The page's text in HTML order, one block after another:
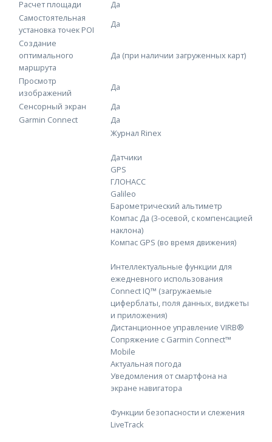
Расчет площади
Да
Самостоятельная
установка точек POI
Да
Создание
оптимального
маршрута
Да (при наличии загруженных карт)
Просмотр
изображений
Да
Сенсорный экран
Да
Garmin Connect
Да
Журнал Rinex
Датчики
GPS
ГЛОНАСС
Galileo
Барометрический альтиметр
Компас Да (3-осевой, с компенсацией
наклона)
Компас GPS (во время движения)
Интеллектуальные функции для
ежедневного использования
Connect IQ™ (загружаемые
циферблаты, поля данных, виджеты
и приложения)
Дистанционное управление VIRB®
Сопряжение с Garmin Connect™
Mobile
Актуальная погода
Уведомления от смартфона на
экране навигатора
Функции безопасности и слежения
LiveTrack